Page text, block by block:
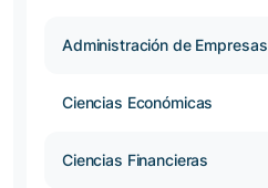
Administración de Empresas
Ciencias Económicas
Ciencias Financieras